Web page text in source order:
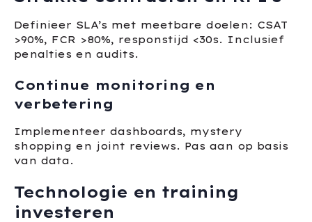
Definieer SLA’s met meetbare doelen: CSAT
>90%, FCR >80%, responstijd <30s. Inclusief
penalties en audits.
Continue monitoring en
verbetering
Implementeer dashboards, mystery
shopping en joint reviews. Pas aan op basis
van data.
Technologie en training
investeren